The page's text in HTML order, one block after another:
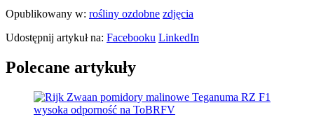
Opublikowany w: rośliny ozdobne zdjęcia
Udostępnij artykuł na: Facebooku LinkedIn
Polecane artykuły